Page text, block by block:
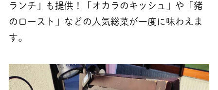
ランチ」も提供！「オカラのキッシュ」や「猪
のロースト」などの人気総菜が一度に味わえま
す。